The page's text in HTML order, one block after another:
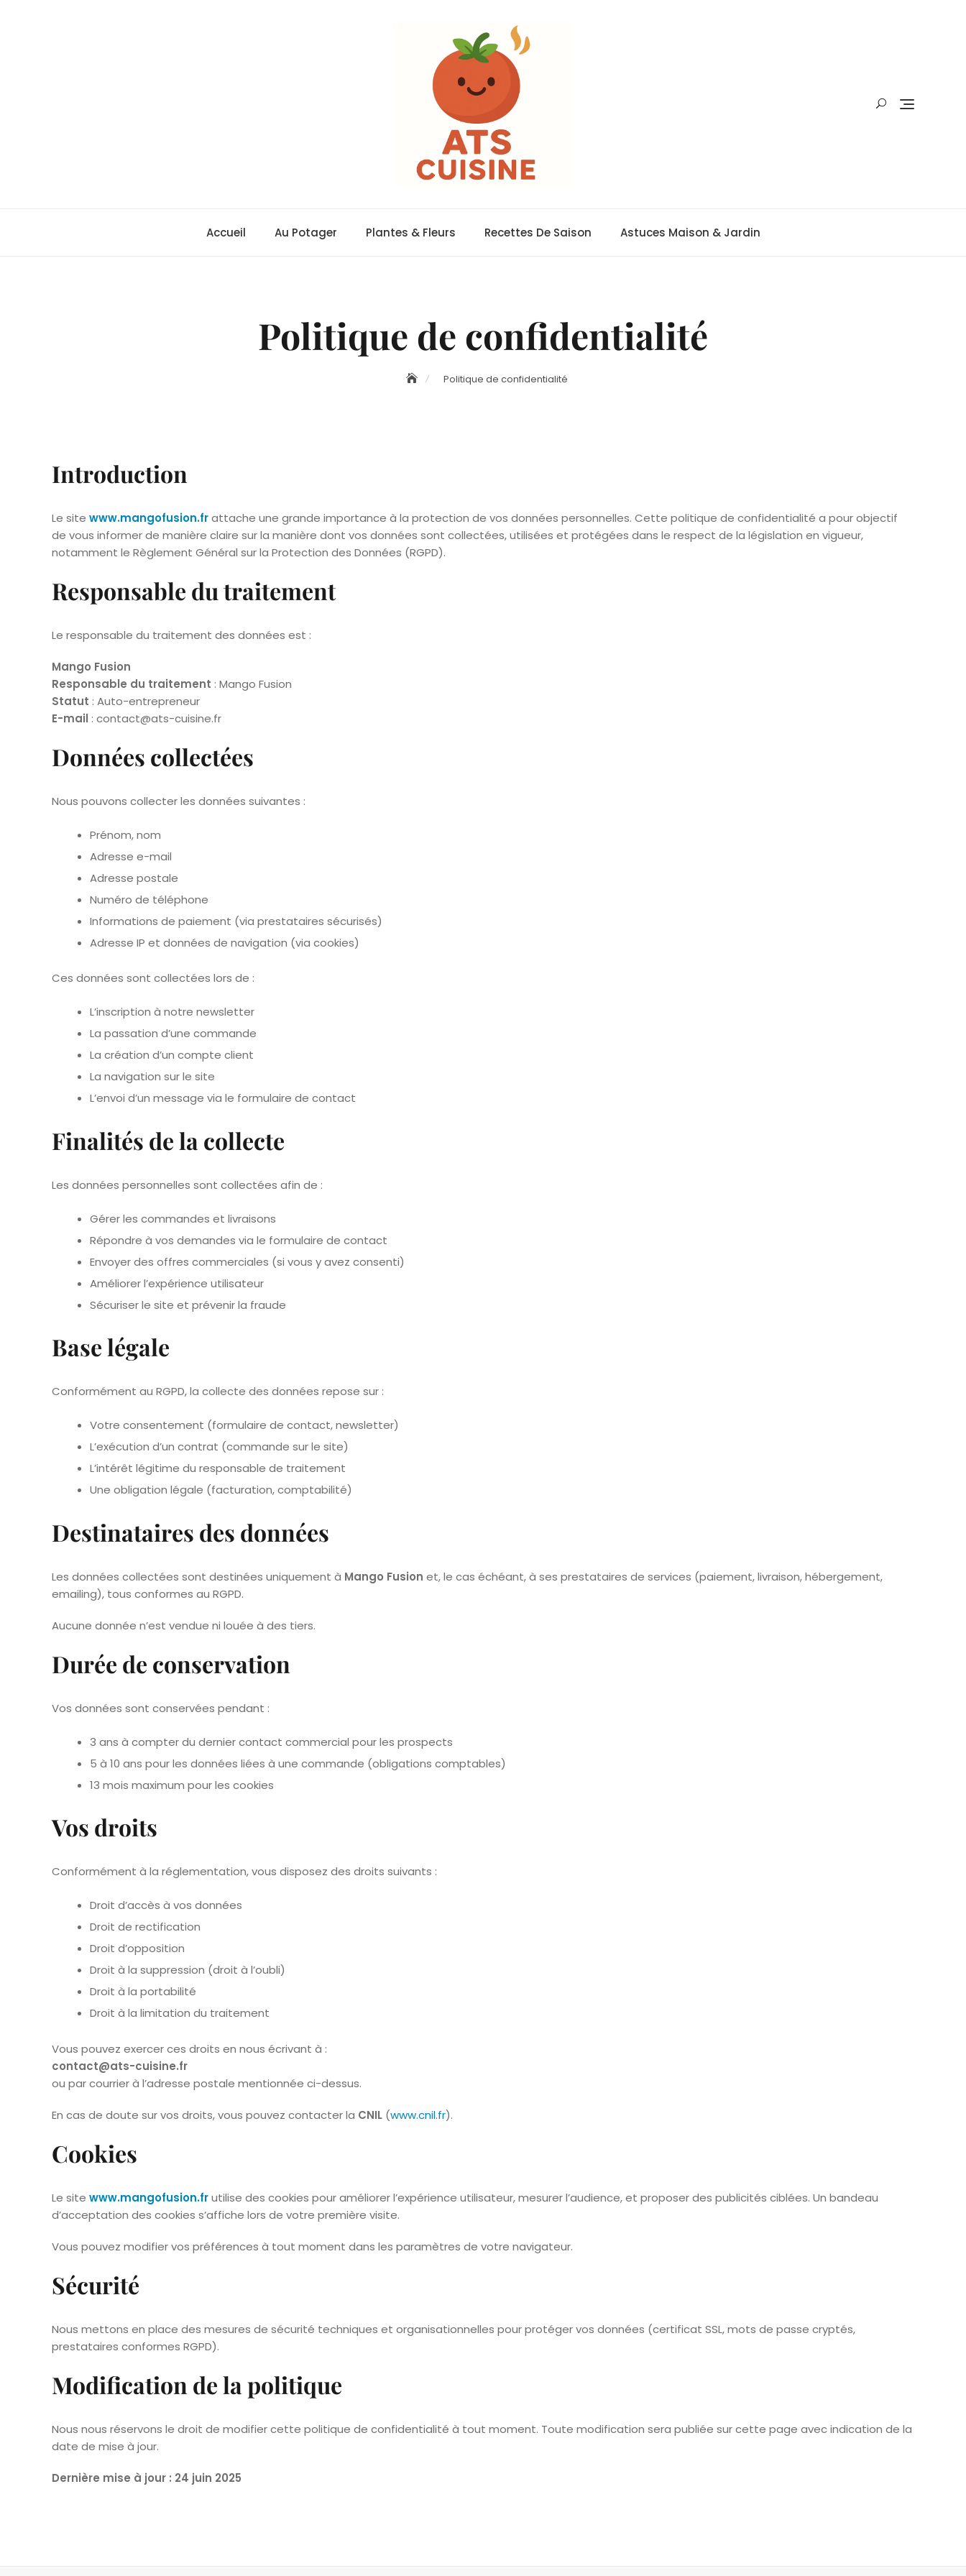
Accueil Au Potager Plantes & Fleurs Recettes De Saison Astuces Maison & Jardin
Politique de confidentialité
Politique de confidentialité
Introduction
Le site www.mangofusion.frattache une grande importance à la protection de vos données personnelles. Cette politique de confidentialité a pour objectif
de vous informer de manière claire sur la manière dont vos données sont collectées, utilisées et protégées dans le respect de la législation en vigueur,
notamment le Règlement Général sur la Protection des Données (RGPD).
Responsable du traitement
Le responsable du traitement des données est :
Mango Fusion
Responsable du traitement : Mango Fusion
Statut : Auto-entrepreneur
E-mail : contact@ats-cuisine.fr
Données collectées
Nous pouvons collecter les données suivantes :
Prénom, nom
Adresse e-mail
Adresse postale
Numéro de téléphone
Informations de paiement (via prestataires sécurisés)
Adresse IP et données de navigation (via cookies)
Ces données sont collectées lors de :
L’inscription à notre newsletter
La passation d’une commande
La création d’un compte client
La navigation sur le site
L’envoi d’un message via le formulaire de contact
Finalités de la collecte
Les données personnelles sont collectées afin de :
Gérer les commandes et livraisons
Répondre à vos demandes via le formulaire de contact
Envoyer des offres commerciales (si vous y avez consenti)
Améliorer l’expérience utilisateur
Sécuriser le site et prévenir la fraude
Base légale
Conformément au RGPD, la collecte des données repose sur :
Votre consentement (formulaire de contact, newsletter)
L’exécution d’un contrat (commande sur le site)
L’intérêt légitime du responsable de traitement
Une obligation légale (facturation, comptabilité)
Destinataires des données
Les données collectées sont destinées uniquement à Mango Fusion et, le cas échéant, à ses prestataires de services (paiement, livraison, hébergement,
emailing), tous conformes au RGPD.
Aucune donnée n’est vendue ni louée à des tiers.
Durée de conservation
Vos données sont conservées pendant :
3 ans à compter du dernier contact commercial pour les prospects
5 à 10 ans pour les données liées à une commande (obligations comptables)
13 mois maximum pour les cookies
Vos droits
Conformément à la réglementation, vous disposez des droits suivants :
Droit d’accès à vos données
Droit de rectification
Droit d’opposition
Droit à la suppression (droit à l’oubli)
Droit à la portabilité
Droit à la limitation du traitement
Vous pouvez exercer ces droits en nous écrivant à :
contact@ats-cuisine.fr
ou par courrier à l’adresse postale mentionnée ci-dessus.
En cas de doute sur vos droits, vous pouvez contacter la CNIL (www.cnil.fr).
Cookies
Le site www.mangofusion.frutilise des cookies pour améliorer l’expérience utilisateur, mesurer l’audience, et proposer des publicités ciblées. Un bandeau
d’acceptation des cookies s’affiche lors de votre première visite.
Vous pouvez modifier vos préférences à tout moment dans les paramètres de votre navigateur.
Sécurité
Nous mettons en place des mesures de sécurité techniques et organisationnelles pour protéger vos données (certificat SSL, mots de passe cryptés,
prestataires conformes RGPD).
Modification de la politique
Nous nous réservons le droit de modifier cette politique de confidentialité à tout moment. Toute modification sera publiée sur cette page avec indication de la
date de mise à jour.
Dernière mise à jour : 24 juin 2025